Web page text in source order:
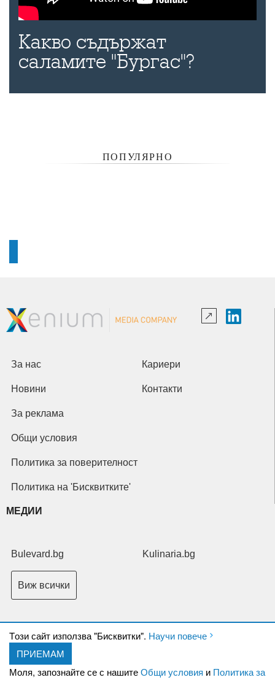
Какво съдържат
саламите "Бургас"?
ПОПУЛЯРНО
Tози сайт използва "Бисквитки". Научи повече
ПРИЕМАМ
Моля, запознайте се с нашитеОбщи условия и Политика за
За нас Кариери
Новини Контакти
За реклама
Общи условия
Политика за поверителност
Политика на 'Бисквитките'
МЕДИИ
Bulevard.bg Kulinaria.bg
Виж всички
Copyright © 2026 Ксениум ООД. Всички права запазени.
XeniumCompany.com